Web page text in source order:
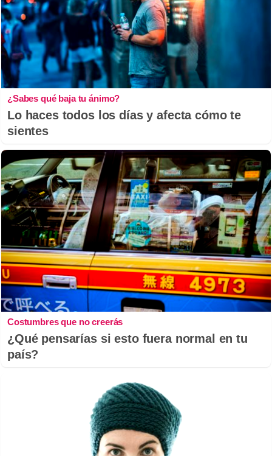
¿Sabes qué baja tu ánimo?
Lo haces todos los días y afecta cómo te
sientes
Costumbres que no creerás
¿Qué pensarías si esto fuera normal en tu
país?